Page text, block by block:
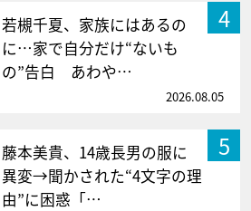
4
若槻千夏、家族にはあるの
に…家で自分だけ“ないも
の”告白 あわや…
2026.08.05
5
藤本美貴、14歳長男の服に
異変→聞かされた“4文字の理
由”に困惑「…